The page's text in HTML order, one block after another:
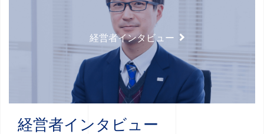
経営者インタビュー
経営者インタビュー